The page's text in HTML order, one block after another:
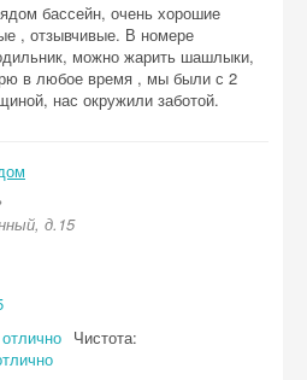
бассейн, очень хорошие
, отзывчивые. В номере
можно жарить шашлыки,
в любое время , мы были с 2
нас окружили заботой.
д.15
отлично Чистота: